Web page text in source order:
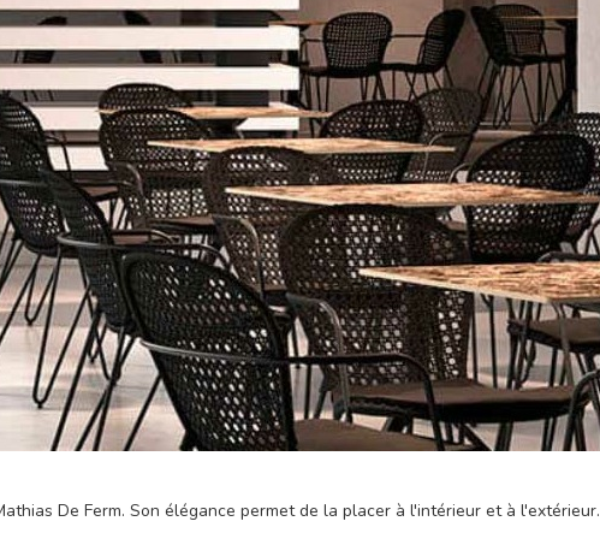
De Ferm. Son élégance permet de la placer à l'intérieur et à l'extérieur.